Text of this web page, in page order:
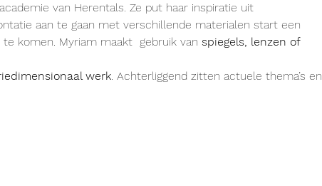
van Herentals. Ze put haar inspiratie uit
aan te gaan met verschillende materialen start een
komen. Myriam maakt  gebruik van spiegels, lenzen of
werk. Achterliggend zitten actuele thema’s en